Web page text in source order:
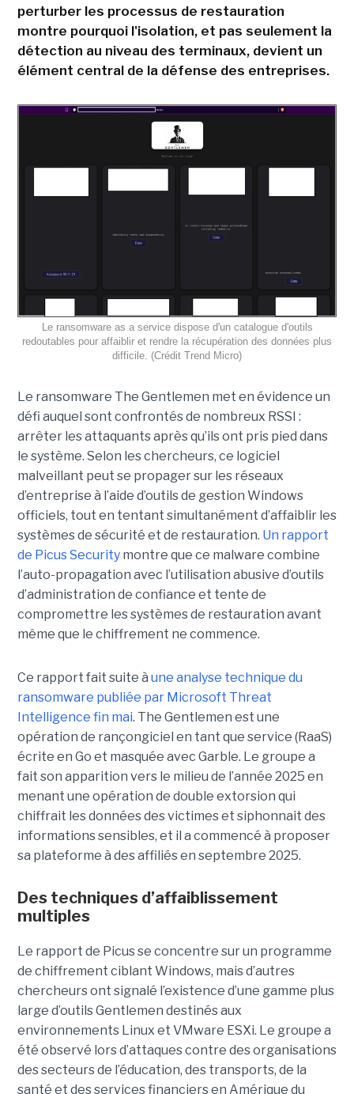
perturber les processus de restauration
montre pourquoi l'isolation, et pas seulement la
détection au niveau des terminaux, devient un
élément central de la défense des entreprises.
Le ransomware as a service dispose d'un catalogue d'outils
redoutables pour affaiblir et rendre la récupération des données plus
difficile. (Crédit Trend Micro)
Le ransomware The Gentlemen met en évidence un
défi auquel sont confrontés de nombreux RSSI :
arrêter les attaquants après qu’ils ont pris pied dans
le système. Selon les chercheurs, ce logiciel
malveillant peut se propager sur les réseaux
d’entreprise à l’aide d’outils de gestion Windows
officiels, tout en tentant simultanément d’affaiblir les
systèmes de sécurité et de restauration. Un rapport
de Picus Securitymontre que ce malware combine
l’auto-propagation avec l’utilisation abusive d’outils
d’administration de confiance et tente de
compromettre les systèmes de restauration avant
même que le chiffrement ne commence.
Ce rapport fait suite à une analyse technique du
ransomware publiée par Microsoft Threat
Intelligence fin mai. The Gentlemen est une
opération de rançongiciel en tant que service (RaaS)
écrite en Go et masquée avec Garble. Le groupe a
fait son apparition vers le milieu de l’année 2025 en
menant une opération de double extorsion qui
chiffrait les données des victimes et siphonnait des
informations sensibles, et il a commencé à proposer
sa plateforme à des affiliés en septembre 2025.
Des techniques d’affaiblissement
multiples
Le rapport de Picus se concentre sur un programme
de chiffrement ciblant Windows, mais d’autres
chercheurs ont signalé l’existence d’une gamme plus
large d’outils Gentlemen destinés aux
environnements Linux et VMware ESXi. Le groupe a
été observé lors d’attaques contre des organisations
des secteurs de l’éducation, des transports, de la
santé et des services financiers en Amérique du